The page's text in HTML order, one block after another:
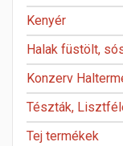
Kenyér
Halak füstölt,
Konzerv
Tészták,
Tej termékek